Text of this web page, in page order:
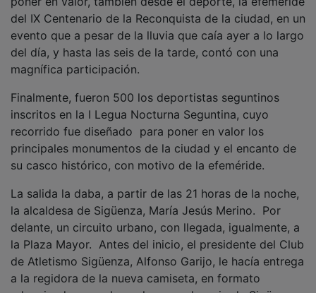
del IX Centenario de la Reconquista de la ciudad, en un
evento que a pesar de la lluvia que caía ayer a lo largo
del día, y hasta las seis de la tarde, contó con una
magnífica participación.
inscritos en la I Legua Nocturna Seguntina, cuyo
recorrido fue diseñado para poner en valor los
principales monumentos de la ciudad y el encanto de
su casco histórico, con motivo de la efeméride.
la alcaldesa de Sigüenza, María Jesús Merino. Por
delante, un circuito urbano, con llegada, igualmente, a
la Plaza Mayor. Antes del inicio, el presidente del Club
de Atletismo Sigüenza, Alfonso Garijo, le hacía entrega
a la regidora de la nueva camiseta, en formato
arlequinado y con los colores azul y rojo de Sigüenza,